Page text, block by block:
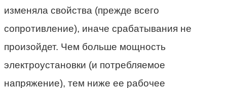
изменяла свойства (прежде всего
сопротивление), иначе срабатывания не
произойдет. Чем больше мощность
электроустановки (и потребляемое
напряжение), тем ниже ее рабочее